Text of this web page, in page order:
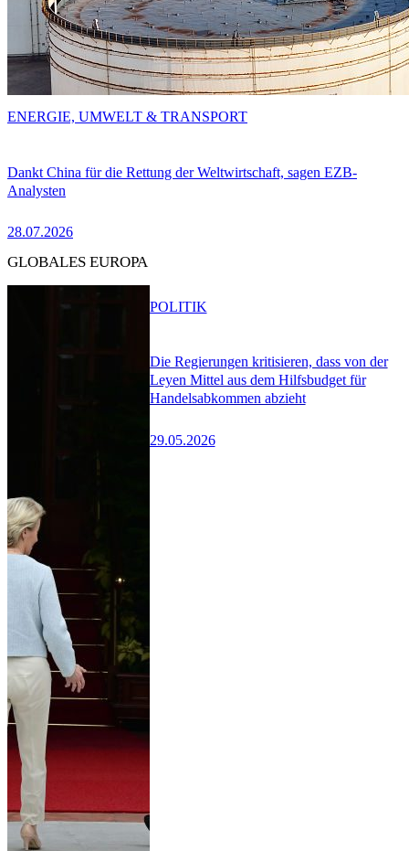
Dankt China für die Rettung der Weltwirtschaft, sagen EZB-
Analysten
28.07.2026
ENERGIE, UMWELT & TRANSPORT
GLOBALES EUROPA
Die Regierungen kritisieren, dass von der
Leyen Mittel aus dem Hilfsbudget für
Handelsabkommen abzieht
29.05.2026
POLITIK